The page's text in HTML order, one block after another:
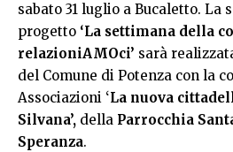
sabato 31 luglio a Bucaletto. La
progetto ‘La settimana della
relazioniAMOci’ sarà
del Comune di Potenza con la
Associazioni ‘La nuova
Silvana’, della Parrocchia
Speranza.